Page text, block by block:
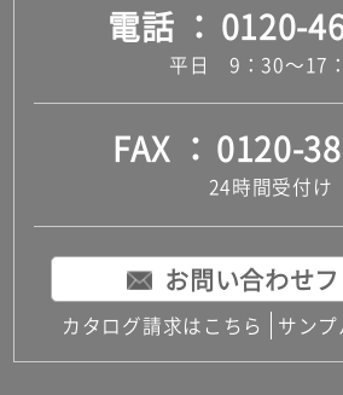
電話 0120-
平日 9：30～17
FAX 0120-
24時間受付け
お問い合わせ
カタログ請求はこちら サン